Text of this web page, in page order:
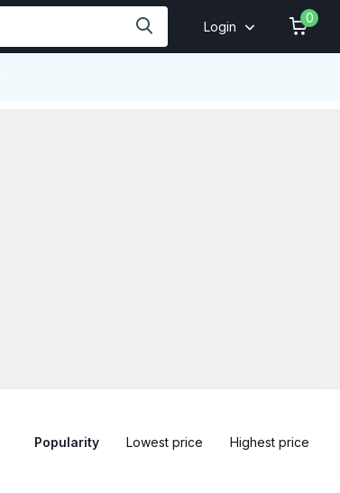
Login
0
Popularity Lowest price Highest price